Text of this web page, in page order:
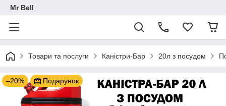
Mr Bell
Товари та послуги Каністри-Бар 20л з посудом
–20% Подарунок